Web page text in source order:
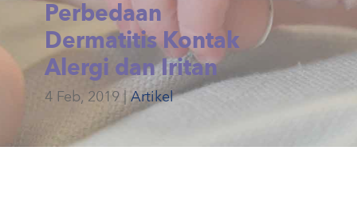
Perbedaan
Dermatitis Kontak
Alergi dan Iritan
4 Feb, 2019 Artikel